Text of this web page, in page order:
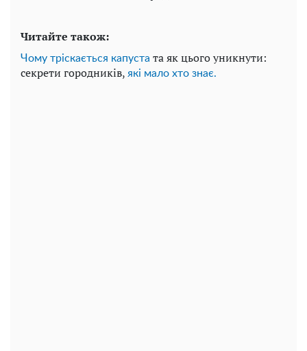
Читайте також:
Чому тріскається капуста та як цього уникнути:
секрети городників, які мало хто знає.